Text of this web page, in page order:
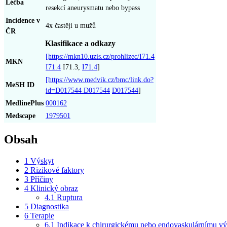
Léčba
resekcí aneurysmatu nebo bypass
Incidence v
ČR
4x častěji u mužů
Klasifikace a odkazy
MKN
[https://mkn10.uzis.cz/prohlizec/I71.4
I71.4 I71.3, I71.4]
MeSH ID
[https://www.medvik.cz/bmc/link.do?
id=D017544 D017544 D017544]
MedlinePlus 000162
Medscape
1979501
Obsah
1 Výskyt
2 Rizikové faktory
3 Příčiny
4 Klinický obraz
4.1 Ruptura
5 Diagnostika
6 Terapie
6.1 Indikace k chirurgickému nebo endovaskulárnímu